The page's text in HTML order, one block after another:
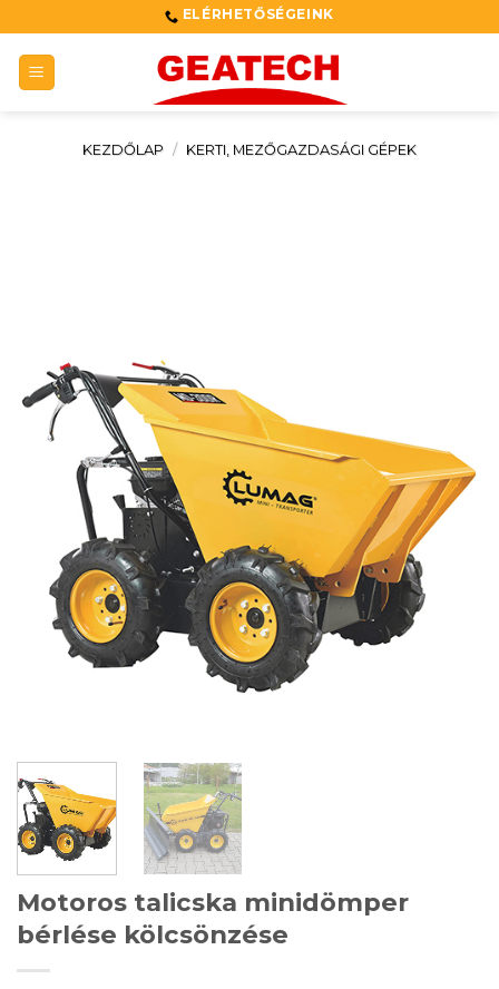
content
ELÉRHETŐSÉGEINK
KEZDŐLAP / KERTI, MEZŐGAZDASÁGI GÉPEK
Motoros talicska minidömper
bérlése kölcsönzése